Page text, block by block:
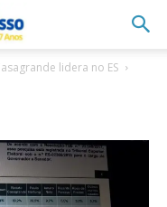
lidera no ES